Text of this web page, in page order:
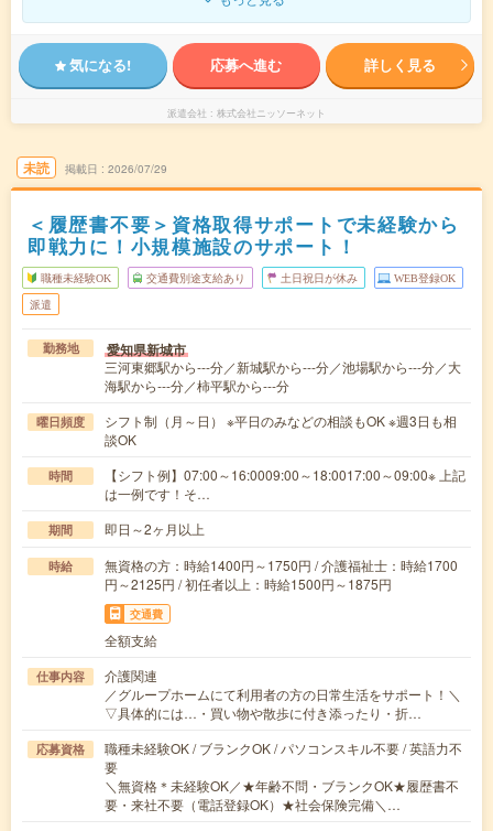
気になる! 応募へ進む 詳しく見る
派遣会社 株式会社ニッソーネット
未読 掲載日 2026/07/29
＜履歴書不要＞資格取得サポートで未経験から
即戦力に！小規模施設のサポート！
職種未経験OK 交通費別途支給あり 土日祝日が休み WEB登録OK
派遣
勤務地 愛知県新城市
三河東郷駅から---分／新城駅から---分／池場駅から---分／大
海駅から---分／柿平駅から---分
曜日頻度
シフト制（月～日） ※平日のみなどの相談もOK ※週3日も相
談OK
時間
【シフト例】07:00～16:0009:00～18:0017:00～09:00※ 上記
は一例です！そ…
期間 即日～2ヶ月以上
時給
無資格の方：時給1400円～1750円 / 介護福祉士：時給1700
円～2125円 / 初任者以上：時給1500円～1875円
交通費
全額支給
仕事内容
介護関連
／グループホームにて利用者の方の日常生活をサポート！＼
▽具体的には…・買い物や散歩に付き添ったり・折…
応募資格
職種未経験OK / ブランクOK / パソコンスキル不要 / 英語力不
要
＼無資格＊未経験OK／★年齢不問・ブランクOK★履歴書不
要・来社不要（電話登録OK）★社会保険完備＼…